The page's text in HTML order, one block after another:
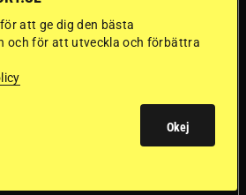
blev
att ge dig den bästa
och för att utveckla och förbättra
Okej